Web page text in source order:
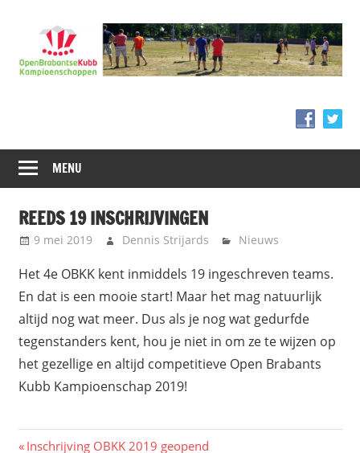
inhoud
MENU
REEDS 19 INSCHRIJVINGEN
9 mei 2019 Dennis Strijards Nieuws
Het 4e OBKK kent inmiddels 19 ingeschreven teams.
En dat is een mooie start! Maar het mag natuurlijk
altijd nog wat meer. Dus als je nog wat gedurfde
tegenstanders kent, hou je niet in om ze te wijzen op
het gezellige en altijd competitieve Open Brabants
Kubb Kampioenschap 2019!
Vorig
Inschrijving OBKK 2019 geopend